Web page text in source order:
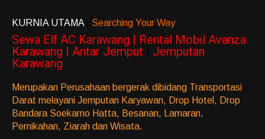
KURNIA UTAMA Searching Your Way
Sewa Elf AC Karawang | Rental Mobil Avanza
Karawang | Antar Jemput
Jemputan
Karawang
Merupakan Perusahaan bergerak dibidang Transportasi
Darat melayani Jemputan Karyawan, Drop Hotel, Drop
Bandara Soekarno Hatta, Besanan, Lamaran,
Pernikahan, Ziarah dan Wisata.